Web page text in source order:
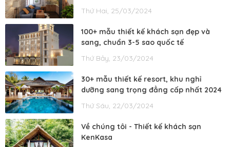
Thứ Hai, 25/03/2024
100+ mẫu thiết kế khách sạn đẹp và
sang, chuẩn 3-5 sao quốc tế
Thứ Bảy, 23/03/2024
30+ mẫu thiết kế resort, khu nghỉ
dưỡng sang trọng đẳng cấp nhất 2024
Thứ Sáu, 22/03/2024
Về chúng tôi - Thiết kế khách sạn
KenKasa